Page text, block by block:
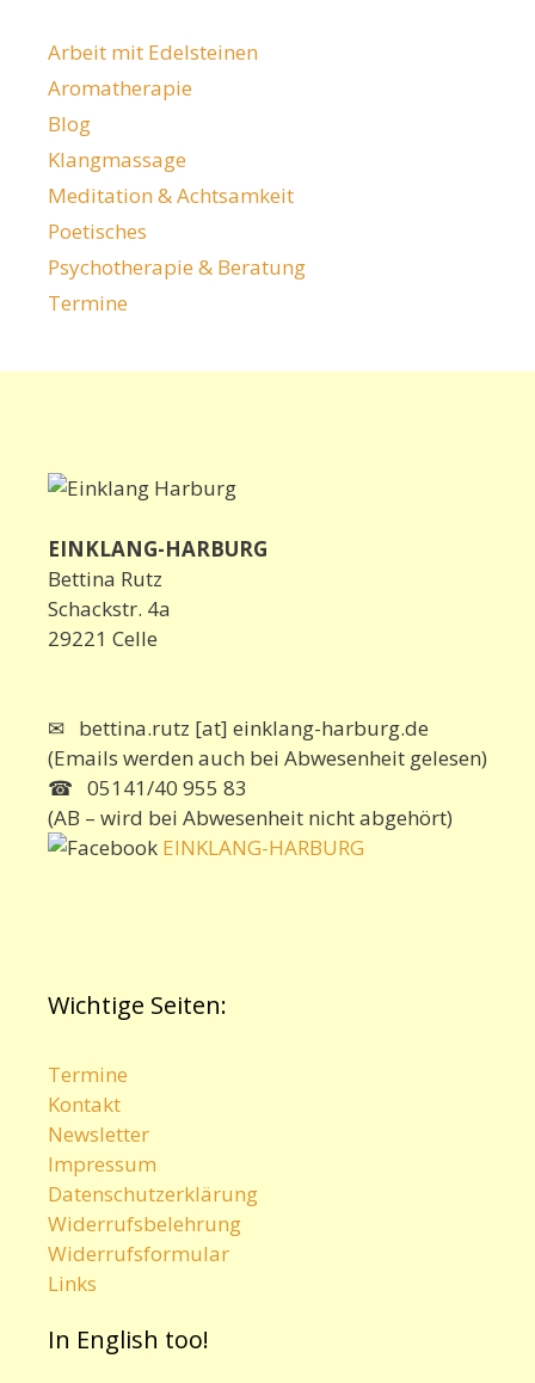
Arbeit mit Edelsteinen
Aromatherapie
Blog
Klangmassage
Meditation & Achtsamkeit
Poetisches
Psychotherapie & Beratung
Termine
EINKLANG-HARBURG
Bettina Rutz
Schackstr. 4a
29221 Celle
✉ bettina.rutz [at] einklang-harburg.de
(Emails werden auch bei Abwesenheit gelesen)
☎ 05141/40 955 83
(AB – wird bei Abwesenheit nicht abgehört)
EINKLANG-HARBURG
Wichtige Seiten:
Termine
Kontakt
Newsletter
Impressum
Datenschutzerklärung
Widerrufsbelehrung
Widerrufsformular
Links
In English too!